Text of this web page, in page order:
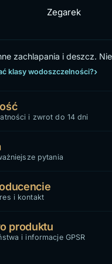
Zegarek
zachlapania i deszcz.
klasy wodoszczelności?
i zwrot do 14 dni
pytania
i kontakt
produktu
i informacje GPSR